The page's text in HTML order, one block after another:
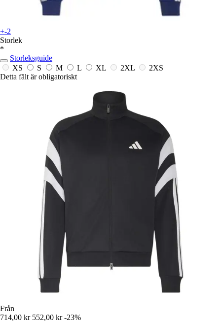
+-2
Storlek
*
Storleksguide
XS
S M L XL 2XL
2XS
Detta fält är obligatoriskt
Från
714,00 kr 552,00 kr -23%